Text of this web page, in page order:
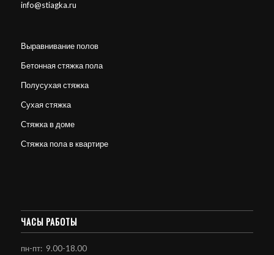
info@stiagka.ru
Выравнивание полов
Бетонная стяжка пола
Полусухая стяжка
Сухая стяжка
Стяжка в доме
Стяжка пола в квартире
ЧАСЫ РАБОТЫ
пн-пт: 9.00-18.00